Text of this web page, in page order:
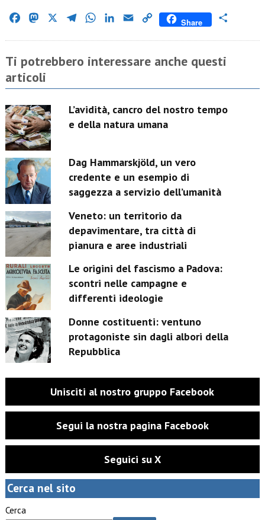
FacebookMastodon TelegramWhatsAppLinkedIn
Email Copy
Share
Ti potrebbero interessare anche questi
articoli
L’avidità, cancro del nostro tempo
e della natura umana
Dag Hammarskjöld, un vero
credente e un esempio di
saggezza a servizio dell’umanità
Veneto: un territorio da
depavimentare, tra città di
pianura e aree industriali
Le origini del fascismo a Padova:
scontri nelle campagne e
differenti ideologie
Donne costituenti: ventuno
protagoniste sin dagli albori della
Repubblica
Unisciti al nostro gruppo Facebook
Segui la nostra pagina Facebook
Seguici su X
Cerca nel sito
Cerca